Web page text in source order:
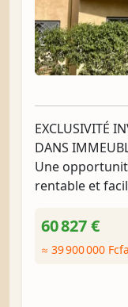
EXCLUSIVITÉ
DANS
Une
rentable et
60 827 €
≈ 39 900 000 Fcfa